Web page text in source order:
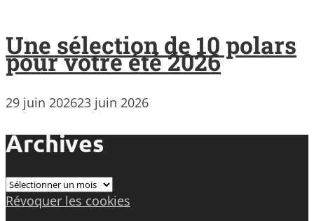
Une sélection de 10 polars
pour votre été 2026
29 juin 202623 juin 2026
Archives
Archives
Révoquer les cookies